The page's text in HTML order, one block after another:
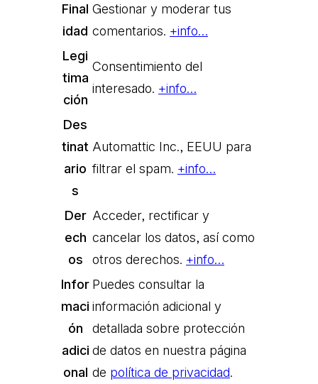
Final
idad
Gestionar y moderar tus
comentarios. +info…
Legi
tima
ción
Consentimiento del
interesado. +info…
Des
tinat
ario
s
Automattic Inc., EEUU para
filtrar el spam. +info…
Der
ech
os
Acceder, rectificar y
cancelar los datos, así como
otros derechos. +info…
Infor
maci
ón
adici
onal
Puedes consultar la
información adicional y
detallada sobre protección
de datos en nuestra página
de política de privacidad.